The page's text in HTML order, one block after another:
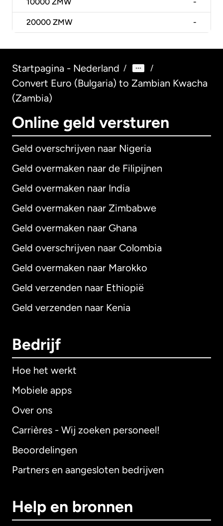
10000 ZMW -
20000 ZMW -
Startpagina - Nederland / /
Convert Euro (Bulgaria) to Zambian Kwacha
(Zambia)
Online geld versturen
Geld overschrijven naar Nigeria
Geld overmaken naar de Filipijnen
Geld overmaken naar India
Geld overmaken naar Zimbabwe
Geld overmaken naar Ghana
Geld overschrijven naar Colombia
Geld overmaken naar Marokko
Geld verzenden naar Ethiopië
Geld verzenden naar Kenia
Bedrijf
Hoe het werkt
Mobiele apps
Over ons
Carrières - Wij zoeken personeel!
Beoordelingen
Partners en aangesloten bedrijven
Help en bronnen